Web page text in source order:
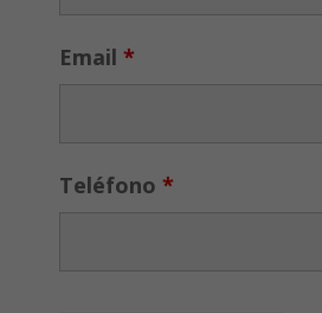
Email *
Teléfono *